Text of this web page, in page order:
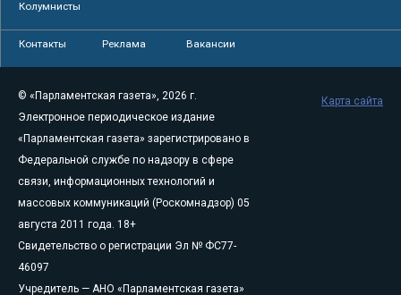
Колумнисты
Контакты Реклама Вакансии
© «Парламентская газета», 2026 г.
Электронное периодическое издание
«Парламентская газета» зарегистрировано в
Федеральной службе по надзору в сфере
связи, информационных технологий и
массовых коммуникаций (Роскомнадзор) 05
августа 2011 года. 18+
Свидетельство о регистрации Эл № ФС77-
46097
Учредитель — АНО «Парламентская газета»
Карта сайта